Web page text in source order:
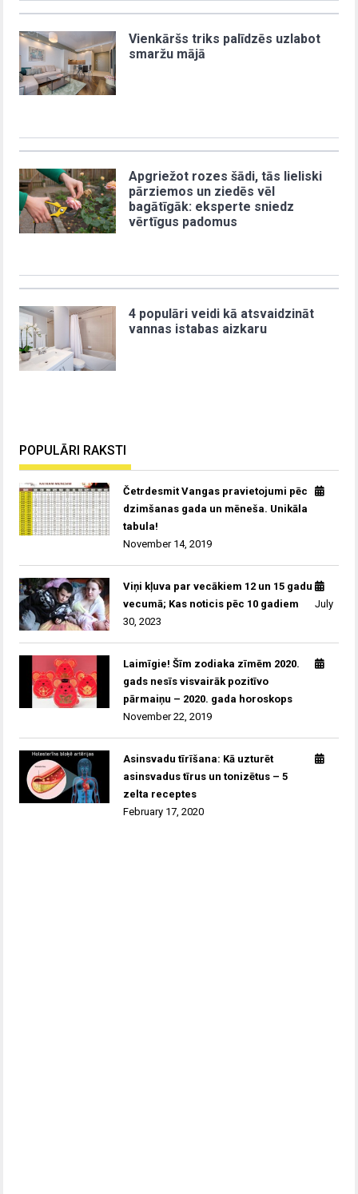
Vienkāršs triks palīdzēs uzlabot
smaržu mājā
Apgriežot rozes šādi, tās lieliski
pārziemos un ziedēs vēl
bagātīgāk: eksperte sniedz
vērtīgus padomus
4 populāri veidi kā atsvaidzināt
vannas istabas aizkaru
POPULĀRI RAKSTI
Četrdesmit Vangas pravietojumi pēc
dzimšanas gada un mēneša. Unikāla
tabula!
November 14, 2019
Viņi kļuva par vecākiem 12 un 15 gadu
vecumā; Kas noticis pēc 10 gadiem
July
30, 2023
Laimīgie! Šīm zodiaka zīmēm 2020.
gads nesīs visvairāk pozitīvo
pārmaiņu – 2020. gada horoskops
November 22, 2019
Asinsvadu tīrīšana: Kā uzturēt
asinsvadus tīrus un tonizētus – 5
zelta receptes
February 17, 2020